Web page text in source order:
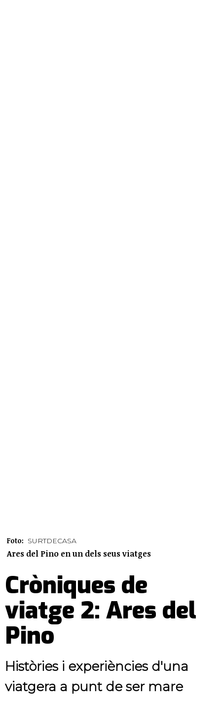
Foto: SURTDECASA
Ares del Pino en un dels seus viatges
Cròniques de
viatge 2: Ares del
Pino
Històries i experiències d'una
viatgera a punt de ser mare